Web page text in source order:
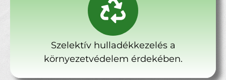
Szelektív hulladékkezelés a
környezetvédelem érdekében.